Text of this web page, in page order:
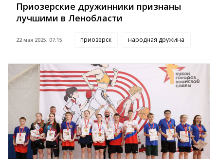
Приозерские дружинники признаны
лучшими в Ленобласти
22 мая 2025, 07:15 приозерск народная дружина